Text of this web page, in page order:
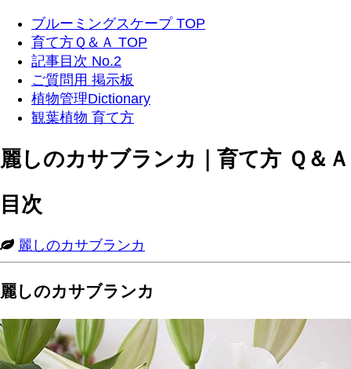
ブルーミングスケープ TOP
育て方Ｑ＆Ａ TOP
記事目次 No.2
ご質問用 掲示板
植物管理Dictionary
観葉植物 育て方
麗しのカサブランカ｜育て方 Ｑ＆Ａ
目次
麗しのカサブランカ
麗しのカサブランカ